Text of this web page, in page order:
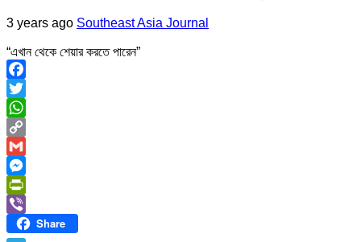
3 years ago Southeast Asia Journal
“এখান থেকে শেয়ার করতে পারেন”
Facebook
Twitter
WhatsApp
Copy
Link
Gmail
Messenger
PrintFriendly
ViberShare